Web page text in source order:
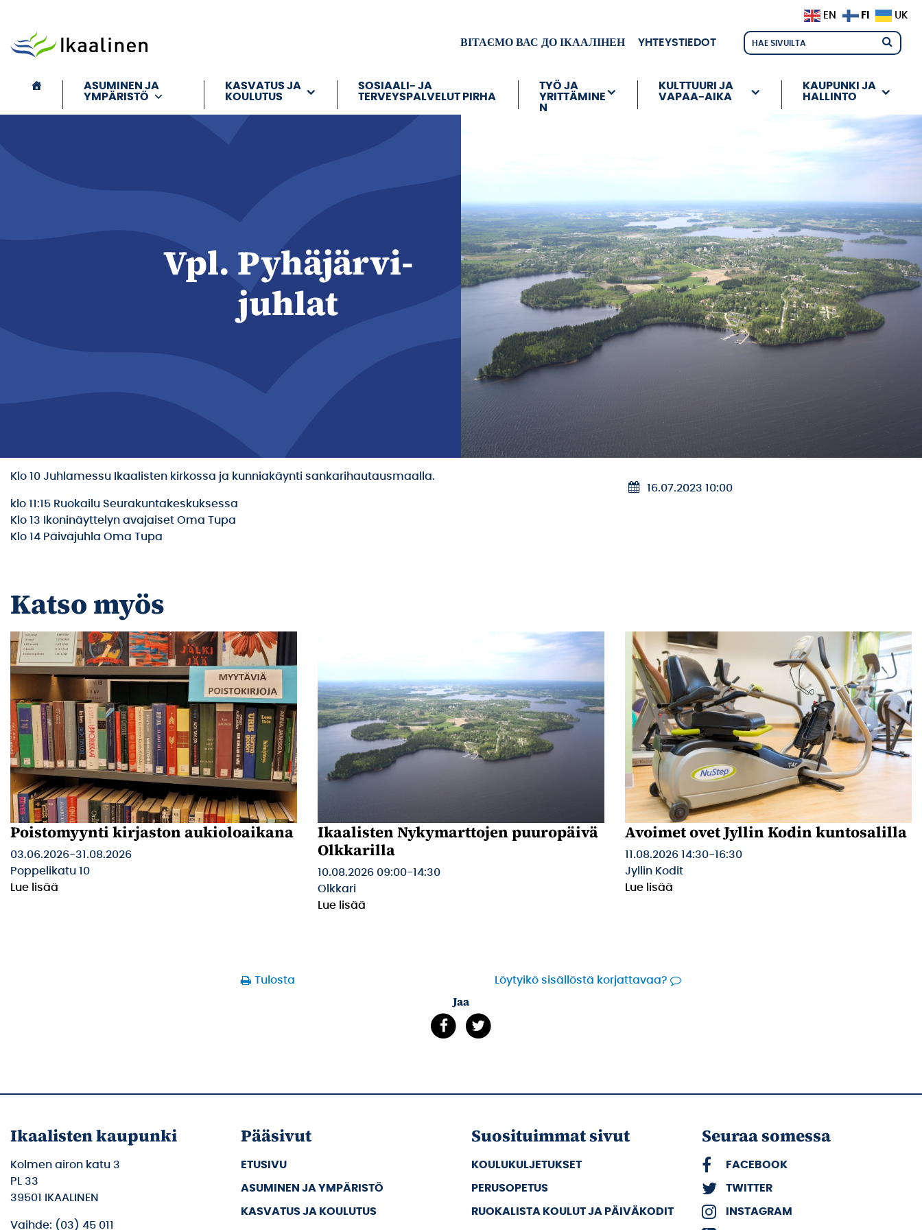
ВІТАЄМО ВАС ДО ІКААЛІНЕН YHTEYSTIEDOT
ASUMINEN JA
YMPÄRISTÖ
KASVATUS JA
KOULUTUS
SOSIAALI- JA
TERVEYSPALVELUT PIRHA
TYÖ JA
YRITTÄMINE
N
KULTTUURI JA
VAPAA-AIKA
KAUPUNKI JA
HALLINTO
Vpl. Pyhäjärvi-
juhlat
Klo 10 Juhlamessu Ikaalisten kirkossa ja kunniakäynti sankarihautausmaalla.
klo 11:15 Ruokailu Seurakuntakeskuksessa
Klo 13 Ikoninäyttelyn avajaiset Oma Tupa
Klo 14 Päiväjuhla Oma Tupa
16.07.2023 10:00
Katso myös
Poistomyynti kirjaston aukioloaikana
03.06.2026-31.08.2026
Poppelikatu 10
Lue lisää
Ikaalisten Nykymarttojen puuropäivä
Olkkarilla
10.08.2026 09:00-14:30
Olkkari
Lue lisää
Avoimet ovet Jyllin Kodin kuntosalilla
11.08.2026 14:30-16:30
Jyllin Kodit
Lue lisää
Tulosta Löytyikö sisällöstä korjattavaa?
Jaa
Ikaalisten kaupunki
Kolmen airon katu 3
PL 33
39501 IKAALINEN
Vaihde: (03) 45 011
Pääsivut
ETUSIVU
ASUMINEN JA YMPÄRISTÖ
KASVATUS JA KOULUTUS
Suosituimmat sivut
KOULUKULJETUKSET
PERUSOPETUS
RUOKALISTA KOULUT JA PÄIVÄKODIT
Seuraa somessa
FACEBOOK
TWITTER
INSTAGRAM
EN FI UK